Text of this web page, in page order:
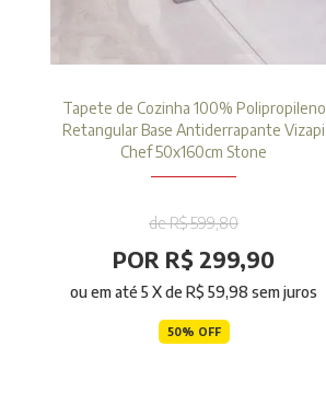
Tapete de Cozinha 100% Polipropileno
Retangular Base Antiderrapante Vizapi
Chef 50x160cm Stone
de R$ 599,80
POR R$ 299,90
ou em até5 X deR$ 59,98 sem juros
50% OFF